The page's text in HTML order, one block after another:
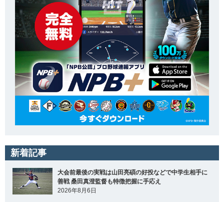
新着記事
大会前最後の実戦は山田亮碩の好投などで中学生相手に
善戦 桑田真澄監督も特徴把握に手応え
2026年8月6日